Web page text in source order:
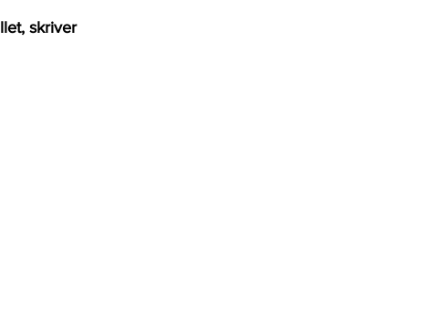
skriver